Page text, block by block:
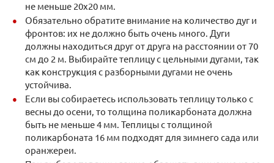
не меньше 20х20 мм.
Обязательно обратите внимание на количество дуг и
фронтов: их не должно быть очень много. Дуги
должны находиться друг от друга на расстоянии от 70
см до 2 м. Выбирайте теплицу с цельными дугами, так
как конструкция с разборными дугами не очень
устойчива.
Если вы собираетесь использовать теплицу только с
весны до осени, то толщина поликарбоната должна
быть не меньше 4 мм. Теплицы с толщиной
поликарбоната 16 мм подходят для зимнего сада или
оранжереи.